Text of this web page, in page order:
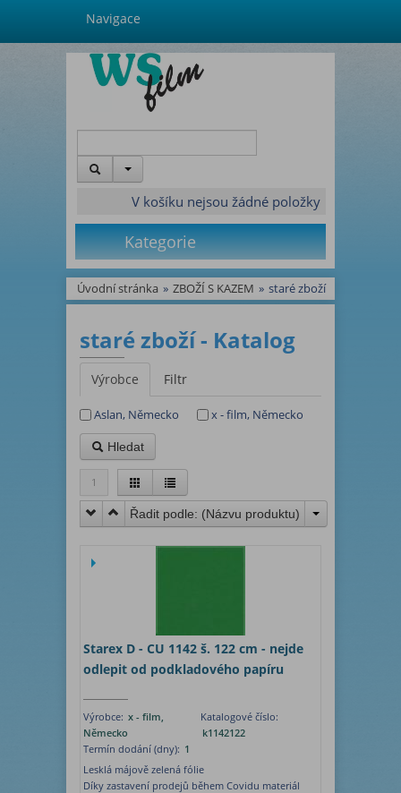
Navigace
V košíku nejsou žádné položky
Kategorie
Úvodní stránka » ZBOŽÍ S KAZEM » staré zboží
staré zboží - Katalog
Výrobce Filtr
Aslan, Německo x - film, Německo
Hledat
1
Řadit podle: (Názvu produktu)
Starex D - CU 1142 š. 122 cm - nejde
odlepit od podkladového papíru
Výrobce: x - film,
Německo
Katalogové číslo:
k1142122
Termín dodání (dny): 1
Lesklá májově zelená fólie
Díky zastavení prodejů během Covidu materiál